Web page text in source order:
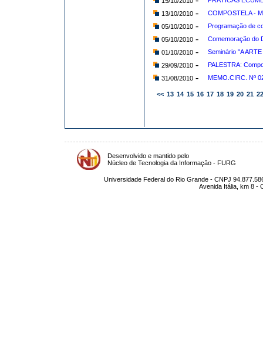
13/10/2010-
COMPOSTELA -
05/10/2010-
Programação de
05/10/2010-
Comemoração do
01/10/2010-
Seminário "A
29/09/2010-
PALESTRA:
31/08/2010- MEMO.CIRC. Nº
<< 13 14 15 16 17 18 19 20 21 22
Desenvolvido e mantido pelo
Núcleo de Tecnologia da Informação - FURG
Universidade Federal do Rio Grande - CNPJ
Avenida Itália, km 8 -